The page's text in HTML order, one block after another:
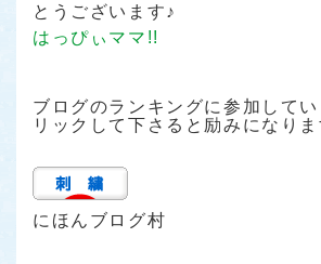
とうございます♪
はっぴぃママ!!
ブログのランキングに参加して
リックして下さると励みになりま
にほんブログ村